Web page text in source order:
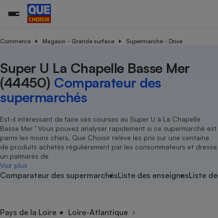
Commerce Magasin - Grande surface Supermarché - Drive
Super U La Chapelle Basse Mer
(44450) Comparateur des
supermarchés
Est-il intéressant de faire ses courses au Super U à La Chapelle
Basse Mer ’ Vous pouvez analyser rapidement si ce supermarché est
parmi les moins chers. Que Choisir relève les prix sur une centaine
de produits achetés régulièrement par les consommateurs et dresse
un palmarès de
Voir plus
Comparateur des supermarchésListe des enseignesListe
Pays de la Loire
Loire-Atlantique
Additifs
Agriculture
Produit alimentaire
Achat - Vente - Location
Carburant
Magasin - Grande surface
Marketing - Fidélisation
Organismes de défense
Système judiciaire
Air
Eau
Achat - Vente - Travaux
Location
Sport
Vacances - Tourisme
électrique
Démarche administrative
Senior
Service marchand
Train
Transport aérien
Toutes les actualités
Enquêtes
Guides d'achat
Conseils
Brèves
Tous les services
Soumettre un litige
Lettres types
Rencontrer une association locale
Tous nos combats
Nos actions
Nos grandes victoires
Les billets de la présidente
Nos associations locales
Nous rejoindre
En savoir plus sur Que Choisir Ensemble
?
L’association
Nos missions
Notre méthodologie
Notre financement
Nos partenaires
Nous rejoindre